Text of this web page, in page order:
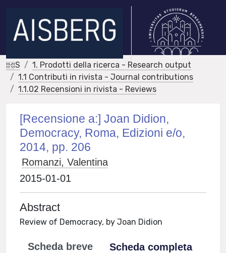
IRIS
1. Prodotti della ricerca - Research output
1.1 Contributi in rivista - Journal contributions
1.1.02 Recensioni in rivista - Reviews
[Recensione a:] Joan Didion,
Democracy, Roma, Edizioni e/o,
2014, pp. 206
Romanzi, Valentina
2015-01-01
Abstract
Review of Democracy, by Joan Didion
Scheda breve
Scheda completa